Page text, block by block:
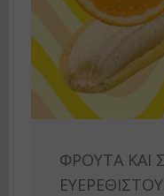
ΦΡΟΎΤΑ ΚΑΙ